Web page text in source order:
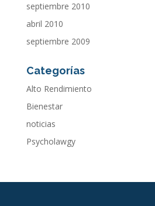
septiembre 2010
abril 2010
septiembre 2009
Categorías
Alto Rendimiento
Bienestar
noticias
Psycholawgy